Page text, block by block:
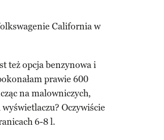
California w
też opcja benzynowa i
prawie 600
na malowniczych,
Oczywiście
6-8 l.